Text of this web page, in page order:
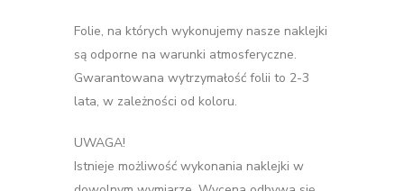
Folie, na których wykonujemy nasze naklejki
są odporne na warunki atmosferyczne.
Gwarantowana wytrzymałość folii to 2-3
lata, w zależności od koloru.
UWAGA!
Istnieje możliwość wykonania naklejki w